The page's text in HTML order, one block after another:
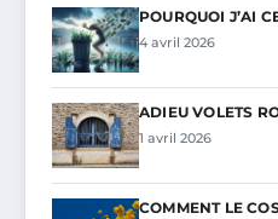
POURQUOI J’AI
4 avril 2026
ADIEU VOLETS
1 avril 2026
COMMENT LE